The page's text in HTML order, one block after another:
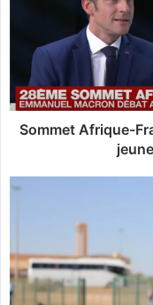
r
e
a
n
c
Sommet Afrique-
D
o
u
t